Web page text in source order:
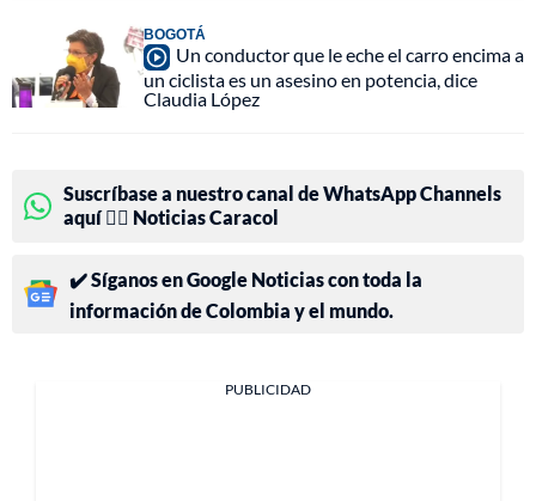
BOGOTÁ
Un conductor que le eche el carro encima a
un ciclista es un asesino en potencia, dice
Claudia López
Suscríbase a nuestro canal de WhatsApp Channels
aquí 👉🏻 Noticias Caracol
✔️ Síganos en Google Noticias con toda la
información de Colombia y el mundo.
PUBLICIDAD